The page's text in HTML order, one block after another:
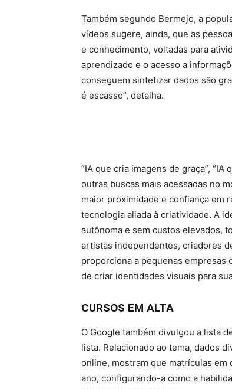
Também segundo Bermejo, a
vídeos sugere, ainda, que as
e conhecimento, voltadas para
aprendizado e o acesso a
conseguem sintetizar dados são
é escasso”, detalha.
“IA que cria imagens de graça”,
outras buscas mais acessadas no
maior proximidade e confiança em
tecnologia aliada à criatividade. A
autônoma e sem custos elevados,
artistas independentes, criadores
proporciona a pequenas empresas
de criar identidades visuais para
CURSOS EM ALTA
O Google também divulgou a lista
lista. Relacionado ao tema, dados
online, mostram que matrículas
ano, configurando-a como a